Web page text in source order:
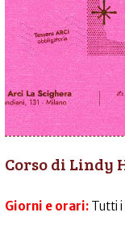
Corso di Lindy
Giorni e orari: Tutti